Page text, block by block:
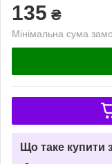
135 ₴
Мінімальна сума
Що таке купити